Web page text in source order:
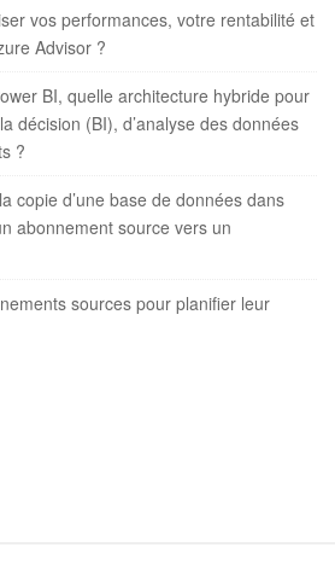
vos performances, votre rentabilité et
Advisor ?
BI, quelle architecture hybride pour
décision (BI), d’analyse des données
?
copie d’une base de données dans
abonnement source vers un
sources pour planifier leur